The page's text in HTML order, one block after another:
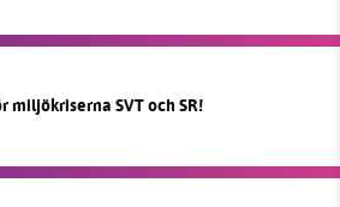
miljökriserna SVT och SR!